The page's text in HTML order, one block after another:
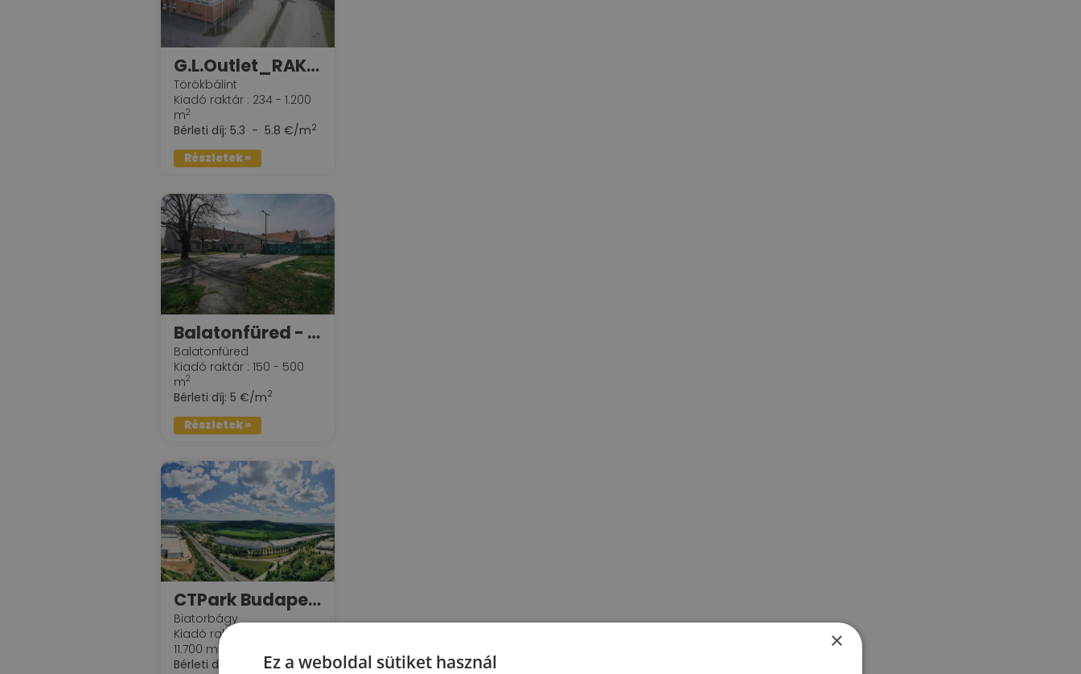
G.L.Outlet_RAKTÁR
Törökbálint
Kiadó raktár : 234 - 1.200
m2
Bérleti díj: 5.3 - 5.8 €/m2
Részletek »
Balatonfüred - Pincegazdaság raktárai
Balatonfüred
Kiadó raktár : 150 - 500
m2
Bérleti díj: 5 €/m2
Részletek »
CTPark Budapest West - BDPW 10
Biatorbágy
Kiadó raktár : 5.000 -
11.700 m2
Bérleti díj: 5.5 €/m2
×
Ez a weboldal sütiket használ